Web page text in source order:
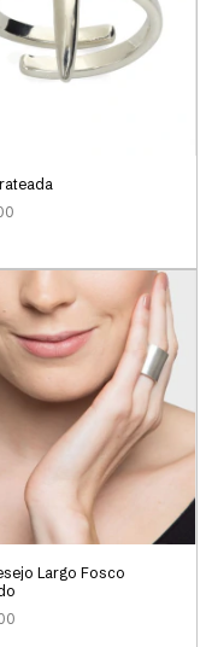
Largo Fosco